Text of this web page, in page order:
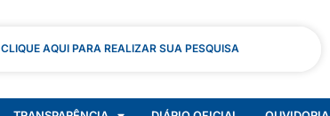
CLIQUE AQUI PARA REALIZAR SUA PESQUISA